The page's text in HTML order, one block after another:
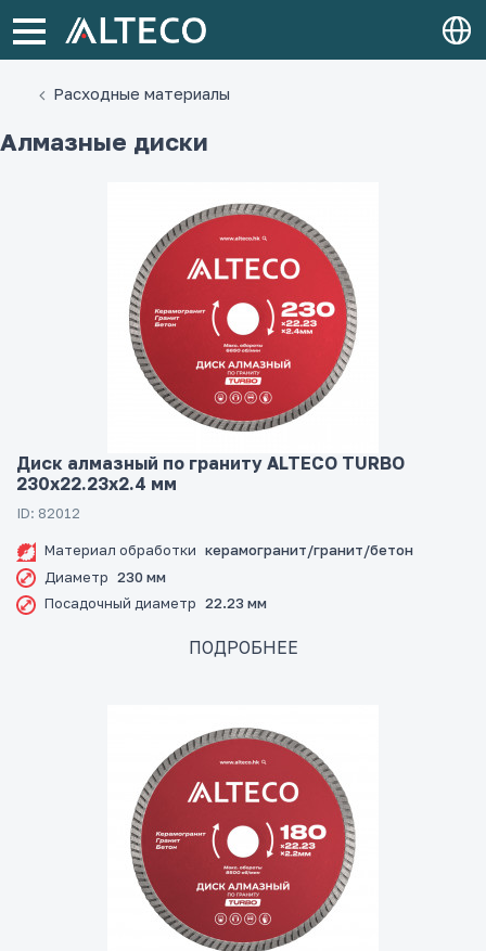
Расходные материалы
Алмазные диски
Диск алмазный по граниту ALTECO TURBO
230x22.23x2.4 мм
ID: 82012
Материал обработки керамогранит/гранит/бетон
Диаметр 230 мм
Посадочный диаметр 22.23 мм
ПОДРОБНЕЕ